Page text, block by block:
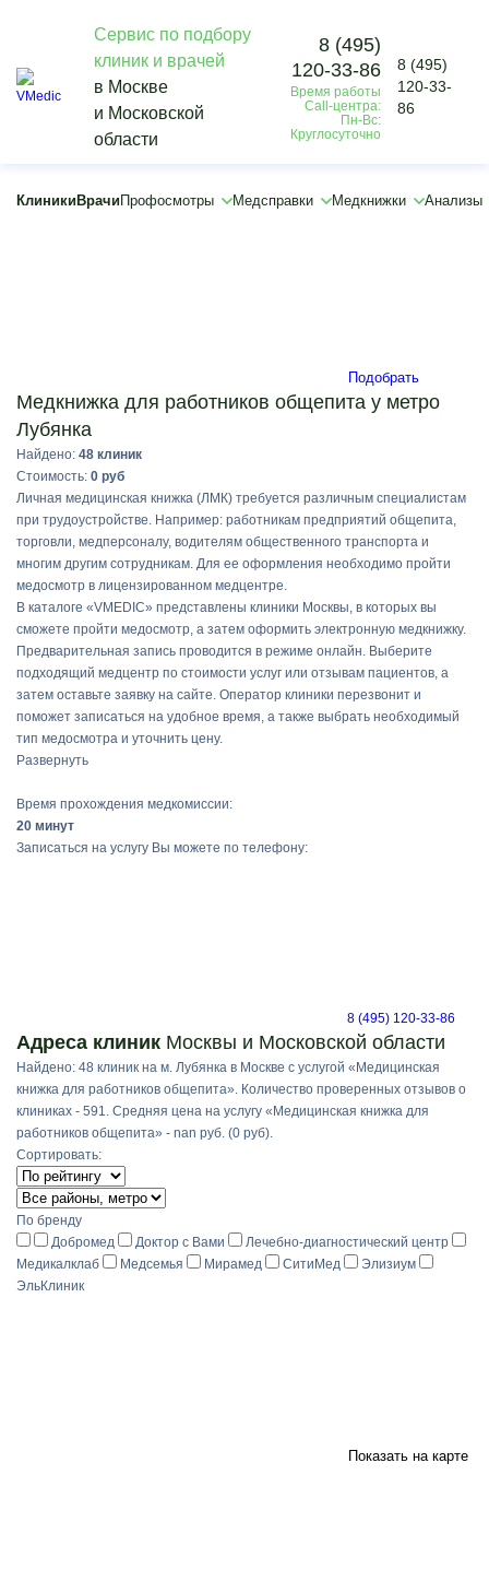
Сервис по подбору
клиник и врачей
в Москве
и Московской
области
8 (495)
120-33-86
Время работы
Call-центра:
Пн-Вс:
Круглосуточно
8 (495)
120-33-
86
Клиники Врачи Профосмотры Медсправки Медкнижки Анализы
Vmedic
Медкнижки
Медицинская книжка для работников общепита
Подобрать
Медкнижка для работников общепита у метро
Лубянка
Найдено: 48 клиник
Стоимость: 0 руб
Личная медицинская книжка (ЛМК) требуется различным специалистам
при трудоустройстве. Например: работникам предприятий общепита,
торговли, медперсоналу, водителям общественного транспорта и
многим другим сотрудникам. Для ее оформления необходимо пройти
медосмотр в лицензированном медцентре.
В каталоге «VMEDIC» представлены клиники Москвы, в которых вы
сможете пройти медосмотр, а затем оформить электронную медкнижку.
Предварительная запись проводится в режиме онлайн. Выберите
подходящий медцентр по стоимости услуг или отзывам пациентов, а
затем оставьте заявку на сайте. Оператор клиники перезвонит и
поможет записаться на удобное время, а также выбрать необходимый
тип медосмотра и уточнить цену.
Развернуть
Время прохождения медкомиссии:
20 минут
Записаться на услугу Вы можете по телефону:
8 (495) 120-33-86
Адреса клиник Москвы и Московской области
Найдено: 48 клиник на м. Лубянка в Москве с услугой «Медицинская
книжка для работников общепита». Количество проверенных отзывов о
клиниках - 591. Средняя цена на услугу «Медицинская книжка для
работников общепита» - nan руб. (0 руб).
Сортировать:
По бренду
Добромед
Доктор с Вами
Лечебно-диагностический центр
Медикалклаб
Медсемья Мирамед СитиМед
Элизиум
ЭльКлиник
Показать на карте